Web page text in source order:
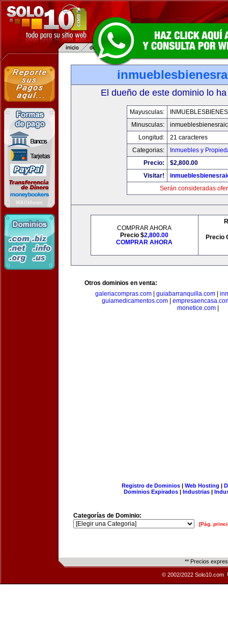
El dueño de este dominio lo
Mayusculas:
Minusculas:
Longitud:
21 caracteres
Categorias:
Inmuebles y
Precio:
$2,800.00
Visitar!
Serán consideradas
COMPRAR AHORA
Precio $2,800.00
COMPRAR AHORA
Precio
Otros dominios en venta:
galeriacompras.com
guiabarranquilla.com
guiamedicamentos.com|
monetice.com
Registro de Dominios| Web Hosting |
Dominios Expirados | Industrias |
Categorías de Dominio:
[Pág.
** Precios
© 2002/2022 Solo10.com